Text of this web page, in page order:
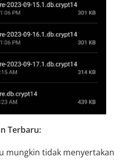
Terbaru:
mungkin tidak menyertakan